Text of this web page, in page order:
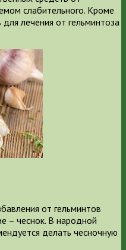
слабительного. Кроме
лечения от гельминтоза
от гельминтов
– чеснок. В народной
делать чесночную